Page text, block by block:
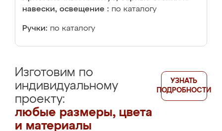
навески, освещение : по каталогу
Ручки: по каталогу
Изготовим по
индивидуальному
проекту:
любые размеры, цвета
и материалы
УЗНАТЬ
ПОДРОБНОСТИ